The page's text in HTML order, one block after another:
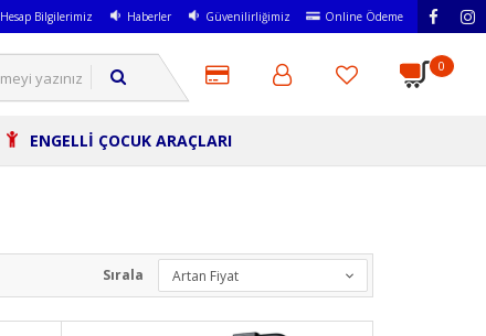
Hesap Bilgilerimiz Haberler Güvenilirliğimiz Online Ödeme
0
ENGELLİ ÇOCUK ARAÇLARI
Sırala